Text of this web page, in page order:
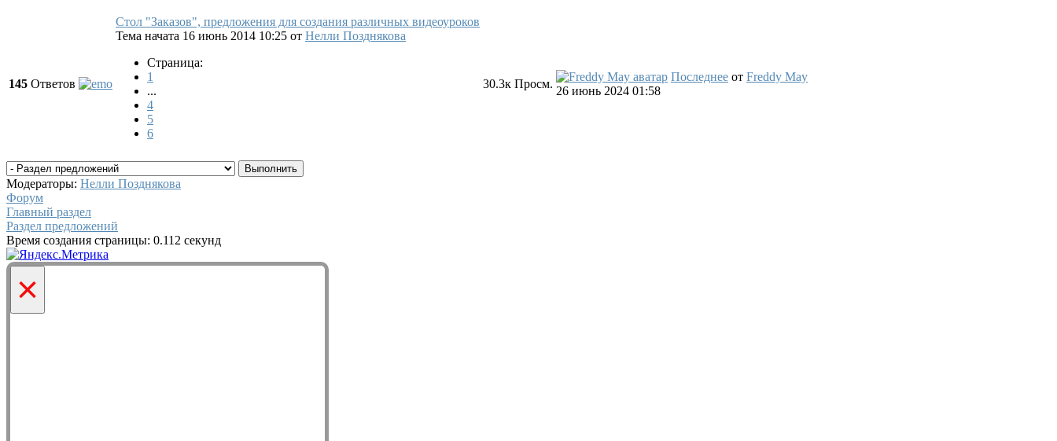
145 Ответов
Стол "Заказов", предложения для создания различных видеоуроков
Тема начата 16 июнь 2014 10:25 от Нелли Позднякова
Страница:
1
...
4
5
6
30.3к Просм.
Последнее от Freddy May
26 июнь 2024 01:58
Модераторы: Нелли Позднякова
Форум
Главный раздел
Раздел предложений
Время создания страницы: 0.112 секунд
×